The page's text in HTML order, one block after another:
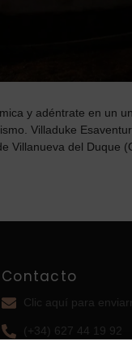
y adéntrate en un
Villaduke
Villanueva del Duque
Contacto
Clic aquí para
(+34) 627 44 19 92